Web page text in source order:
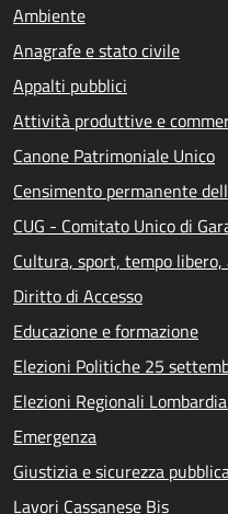
Ambiente
Anagrafe e stato civile
Appalti pubblici
Attività produttive e
Canone Patrimoniale Unico
Censimento permanente
CUG - Comitato Unico di
Cultura, sport, tempo libero,
Diritto di Accesso
Educazione e formazione
Elezioni Politiche 25
Elezioni Regionali
Emergenza
Giustizia e sicurezza
Lavori Cassanese Bis